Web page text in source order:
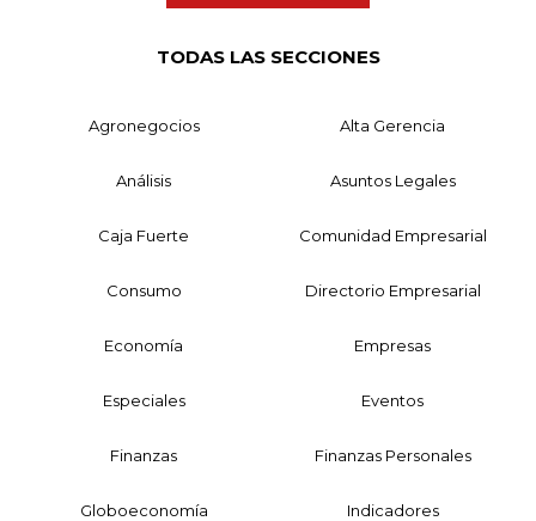
TODAS LAS SECCIONES
Agronegocios Alta Gerencia
Análisis Asuntos Legales
Caja Fuerte Comunidad Empresarial
Consumo Directorio Empresarial
Economía Empresas
Especiales Eventos
Finanzas Finanzas Personales
Globoeconomía Indicadores